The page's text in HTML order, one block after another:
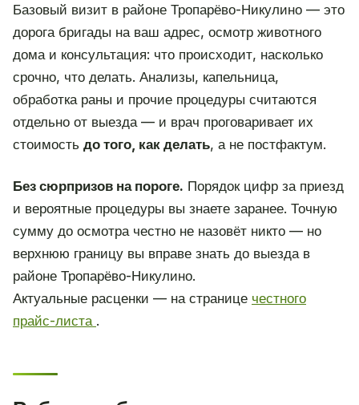
Базовый визит в районе Тропарёво-Никулино — это
дорога бригады на ваш адрес, осмотр животного
дома и консультация: что происходит, насколько
срочно, что делать. Анализы, капельница,
обработка раны и прочие процедуры считаются
отдельно от выезда — и врач проговаривает их
стоимость до того, как делать, а не постфактум.
Без сюрпризов на пороге. Порядок цифр за приезд
и вероятные процедуры вы знаете заранее. Точную
сумму до осмотра честно не назовёт никто — но
верхнюю границу вы вправе знать до выезда в
районе Тропарёво-Никулино.
Актуальные расценки — на странице честного
прайс-листа .